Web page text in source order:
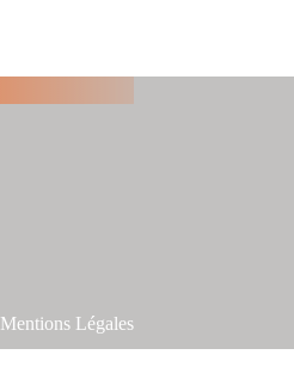
Mentions Légales